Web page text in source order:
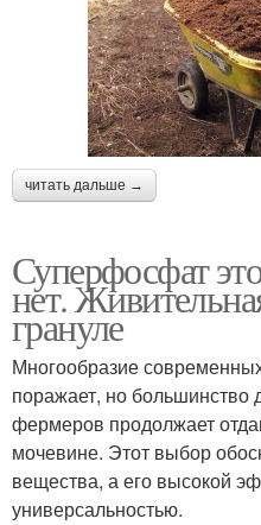
читать дальше →
Суперфосфат
нет.
грануле
Многообразие
поражает, но большинство
фермеров продолжает
мочевине. Этот выбор
вещества, а его высокой
универсальностью.